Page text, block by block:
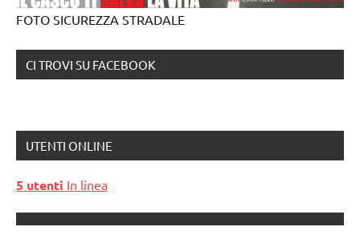
FOTO SICUREZZA STRADALE
CI TROVI SU FACEBOOK
UTENTI ONLINE
5 utenti In linea